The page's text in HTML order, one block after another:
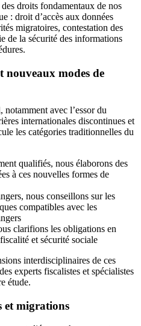
droits fondamentaux de nos
: droit d’accès aux données
migratoires, contestation des
de la sécurité des informations
nouveaux modes de
avec l’essor du
internationales discontinues et
les catégories traditionnelles du
qualifiés, nous élaborons des
à ces nouvelles formes de
nous conseillons sur les
compatibles avec les
clarifions les obligations en
et sécurité sociale
interdisciplinaires de ces
experts fiscalistes et spécialistes
étude.
et migrations